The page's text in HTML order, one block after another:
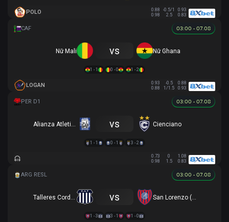
POLO 0.88 -0.5/1
0.93
0.98
2.5 0.83
03:00 - 07.08
Nữ Mali vs Nữ Ghana
1 - 1 0 - 0 1 - 2
LOGAN 0.93 -0.5
0.88
0.88
1/1.5 0.93
03:00 - 07.08
vs Cienciano
1 - 1 0 - 1 3 - 2
0.73 0
1.08
0.98
1.5 0.83
03:00 - 07.08
vs San Lorenzo (R)
1 - 3 3 - 1 1 - 0